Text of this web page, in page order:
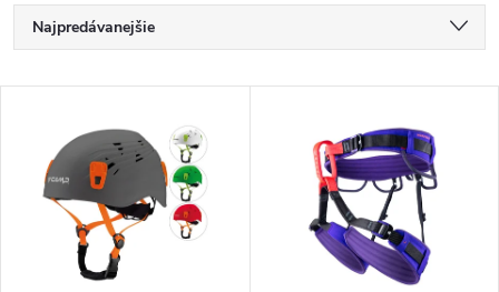
R
a
Najpredávanejšie
Abecedne